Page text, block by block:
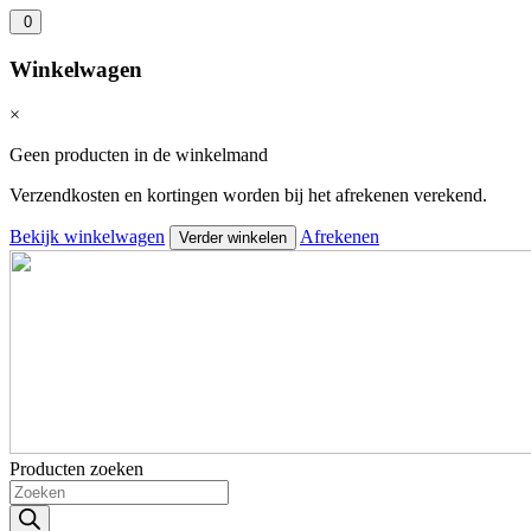
0
Winkelwagen
×
Geen producten in de winkelmand
Verzendkosten en kortingen worden bij het afrekenen verekend.
Bekijk winkelwagen Verder winkelen Afrekenen
Producten zoeken